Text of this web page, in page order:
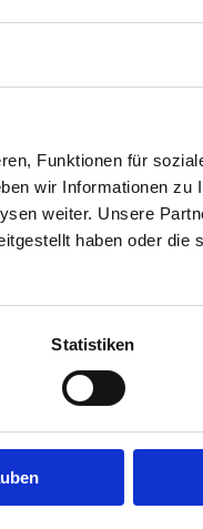
Funktionen für
wir Informationen zu
weiter. Unsere
haben oder die
Statistiken
mit
als
Die Berge geben
Natur. Die
Wer
Die Berge
tanken,